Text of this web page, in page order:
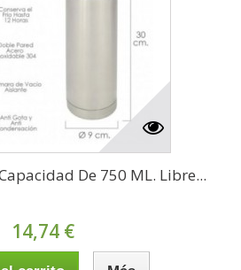
De 750 ML. Libre...
14,74 €